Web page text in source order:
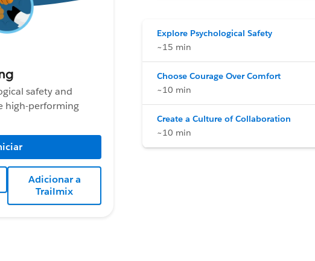
safety and
high-performing
Adicionar a
Trailmix
Explore Psychological Safety
~15 min
Choose Courage Over Comfort
~10 min
Create a Culture of Collaboration
~10 min